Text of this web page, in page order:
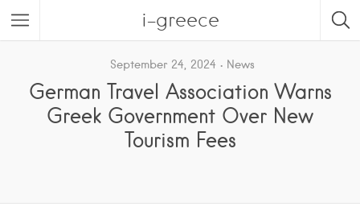
i-greece
September 24, 2024 News
German Travel Association Warns
Greek Government Over New
Tourism Fees